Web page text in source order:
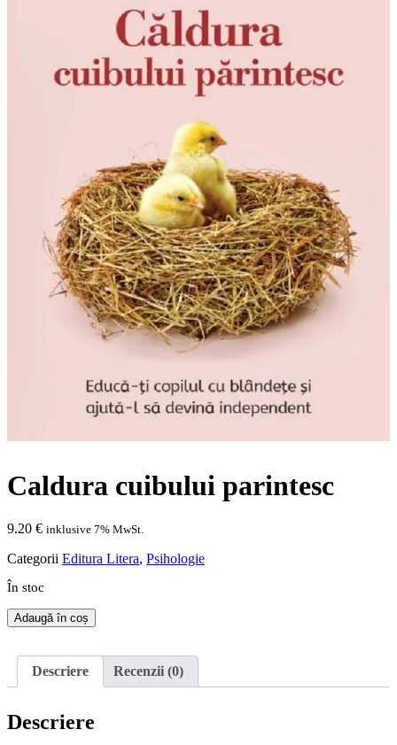
Caldura cuibului parintesc
9.20 € inklusive 7% MwSt.
Categorii Editura Litera, Psihologie
În stoc
Cantitate
Caldura
parintesc
Adaugă în coș
Descriere Recenzii (0)
Descriere